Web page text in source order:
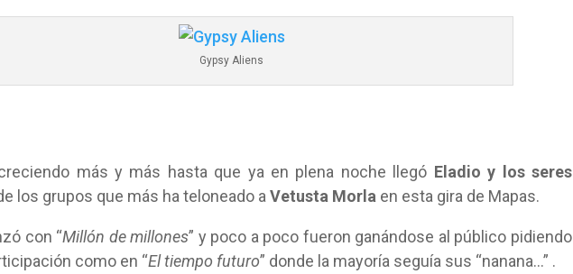
Gypsy Aliens
más y más hasta que ya en plena noche llegó Eladio y los seres
los grupos que más ha teloneado a Vetusta Morla en esta gira de Mapas.
con “Millón de millones” y poco a poco fueron ganándose al público pidiendo
como en “El tiempo futuro” donde la mayoría seguía sus “nanana…” .